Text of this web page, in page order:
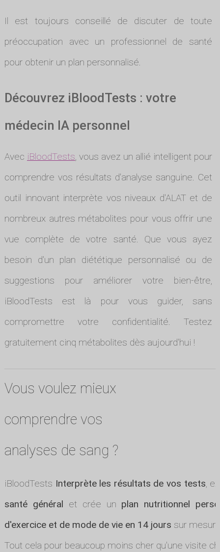
Il est toujours conseillé de discuter de toute
préoccupation avec un professionnel de santé
pour obtenir un plan personnalisé.
Découvrez iBloodTests : votre
médecin IA personnel
Avec iBloodTests, vous avez un allié intelligent pour
comprendre vos résultats d'analyse sanguine. Cet
outil innovant interprète vos niveaux d'ALAT et de
nombreux autres métabolites pour vous offrir une
vue complète de votre santé. Que vous ayez
besoin d'un plan diététique personnalisé ou de
suggestions pour améliorer votre bien-être,
iBloodTests est là pour vous guider, sans
compromettre votre confidentialité. Testez
gratuitement cinq métabolites dès aujourd'hui !
Vous voulez mieux
comprendre vos
analyses de sang ?
iBloodTests Interprète les résultats de vos tests,
santé général et crée un plan nutritionnel
d'exercice et de mode de vie en 14 jours sur
Tout cela pour beaucoup moins cher qu'une visite